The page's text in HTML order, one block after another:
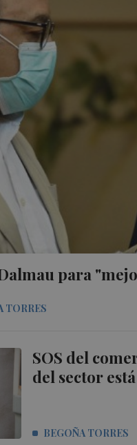
para
TORRES
SOS del
del sector
BEGOÑA TORRES